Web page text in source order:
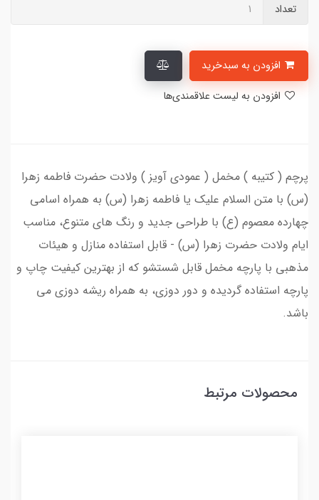
تعداد
پرچم ( کتیبه ) مخمل ( عمودی آویز ) ولادت حضرت فاطمه زهرا
(س) با متن السلام علیک یا فاطمه زهرا (س) به همراه اسامی
چهارده معصوم (ع) با طراحی جدید و رنگ های متنوع، مناسب
ایام ولادت حضرت زهرا (س) - قابل استفاده منازل و هیئات
مذهبی با پارچه مخمل قابل شستشو که از بهترین کیفیت چاپ و
پارچه استفاده گردیده و دور دوزی، به همراه ریشه دوزی می
باشد.
محصولات مرتبط